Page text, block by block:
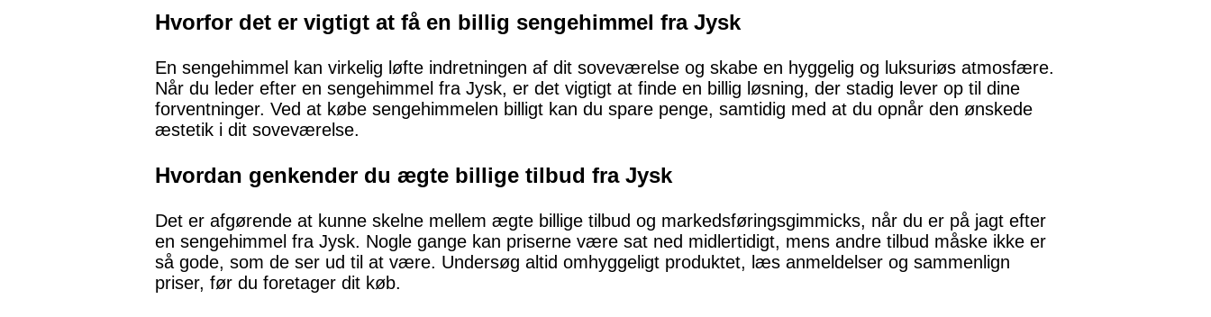
Hvorfor det er vigtigt at få en billig sengehimmel fra Jysk
En sengehimmel kan virkelig løfte indretningen af dit soveværelse og skabe en hyggelig og luksuriøs atmosfære.
Når du leder efter en sengehimmel fra Jysk, er det vigtigt at finde en billig løsning, der stadig lever op til dine
forventninger. Ved at købe sengehimmelen billigt kan du spare penge, samtidig med at du opnår den ønskede
æstetik i dit soveværelse.
Hvordan genkender du ægte billige tilbud fra Jysk
Det er afgørende at kunne skelne mellem ægte billige tilbud og markedsføringsgimmicks, når du er på jagt efter
en sengehimmel fra Jysk. Nogle gange kan priserne være sat ned midlertidigt, mens andre tilbud måske ikke er
så gode, som de ser ud til at være. Undersøg altid omhyggeligt produktet, læs anmeldelser og sammenlign
priser, før du foretager dit køb.